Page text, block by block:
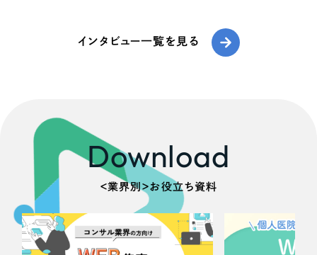
インタビュー一覧を見る
Download
＜業界別＞お役立ち資料